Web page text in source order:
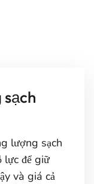
lượng sạch
lực để giữ
và giá cả